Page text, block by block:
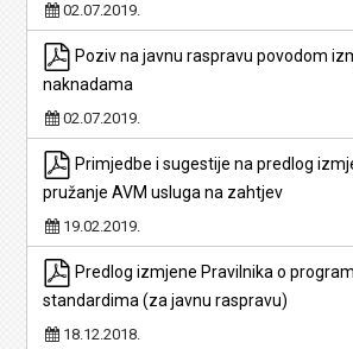
02.07.2019.
Poziv na javnu raspravu povodom
naknadama
02.07.2019.
Primjedbe i sugestije na predlog
pružanje AVM usluga na zahtjev
19.02.2019.
Predlog izmjene Pravilnika o
standardima (za javnu raspravu)
18.12.2018.